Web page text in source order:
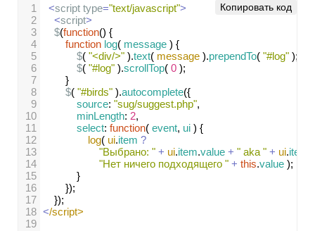
1
<script type="text/javascript">
2
<script>
3
$(function() {
4
function log( message ) {
5
$( "<div/>" ).text( message ).prependTo( "#log" );
6
$( "#log" ).scrollTop( 0 );
7
}
8
$( "#birds" ).autocomplete({
9
source: "sug/suggest.php",
10
minLength: 2,
11
select: function( event, ui ) {
12
log( ui.item ?
13
"Выбрано: " + ui.item.value + " aka " + ui.item
14
"Нет ничего подходящего " + this.value );
15
}
16
});
17
});
18 </script>
19
Копировать код